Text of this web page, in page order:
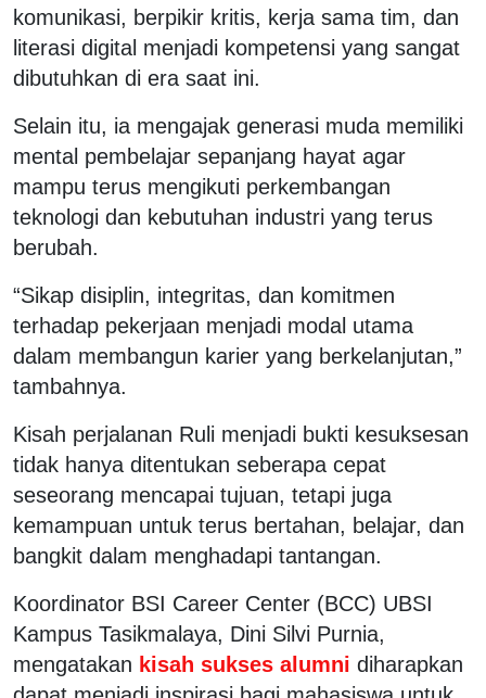
komunikasi, berpikir kritis, kerja sama tim, dan
literasi digital menjadi kompetensi yang sangat
dibutuhkan di era saat ini.
Selain itu, ia mengajak generasi muda memiliki
mental pembelajar sepanjang hayat agar
mampu terus mengikuti perkembangan
teknologi dan kebutuhan industri yang terus
berubah.
“Sikap disiplin, integritas, dan komitmen
terhadap pekerjaan menjadi modal utama
dalam membangun karier yang berkelanjutan,”
tambahnya.
Kisah perjalanan Ruli menjadi bukti kesuksesan
tidak hanya ditentukan seberapa cepat
seseorang mencapai tujuan, tetapi juga
kemampuan untuk terus bertahan, belajar, dan
bangkit dalam menghadapi tantangan.
Koordinator BSI Career Center (BCC) UBSI
Kampus Tasikmalaya, Dini Silvi Purnia,
mengatakan kisah sukses alumni diharapkan